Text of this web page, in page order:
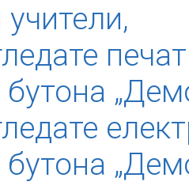
бутона
бутона